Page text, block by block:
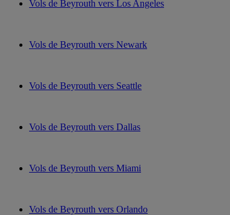
Vols de Beyrouth vers Los Angeles
Vols de Beyrouth vers Newark
Vols de Beyrouth vers Seattle
Vols de Beyrouth vers Dallas
Vols de Beyrouth vers Miami
Vols de Beyrouth vers Orlando